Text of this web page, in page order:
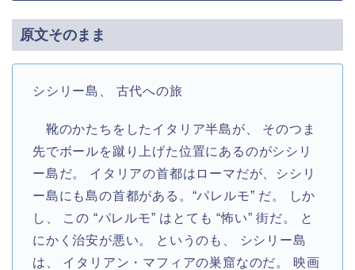
原文そのまま
シシリー島、 古代への旅
靴のかたちをしたイタリア半島が、 そのつま
先でボールを蹴り上げた位置にあるのがシシリ
ー島だ。 イタリアの首都はローマだが、シシリ
ー島にも島の首都がある。“パレルモ” だ。 しか
し、 この “パレルモ” はとても “怖い” 街だ。 と
にかく治安が悪い。 というのも、 シシリー島
は、 イタリアン・マフィアの巣窟なのだ。 映画